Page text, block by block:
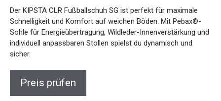
Der KIPSTA CLR Fußballschuh SG ist perfekt für maximale
Schnelligkeit und Komfort auf weichen Böden. Mit Pebax®-
Sohle für Energieübertragung, Wildleder-Innenverstärkung
und individuell anpassbaren Stollen spielst du dynamisch
Preis prüfen